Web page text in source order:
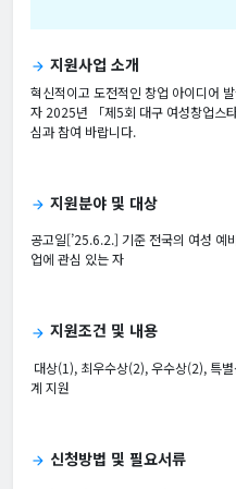
arrow_forward 지원사업 소개
혁신적이고 도전적인 창업 아이디어
자 2025년 「제5회 대구 여성창업스
심과 참여 바랍니다.
arrow_forward 지원분야 및 대상
공고일[’25.6.2.] 기준 전국의 여성 예
업에 관심 있는 자
arrow_forward 지원조건 및 내용
대상(1), 최우수상(2), 우수상(2), 특
계 지원
arrow_forward 신청방법 및 필요서류